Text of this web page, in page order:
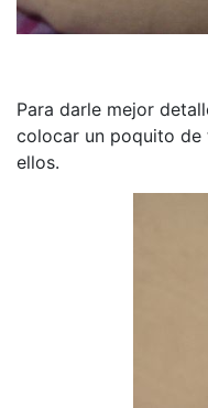
Para darle mejor
colocar un poquito
ellos.